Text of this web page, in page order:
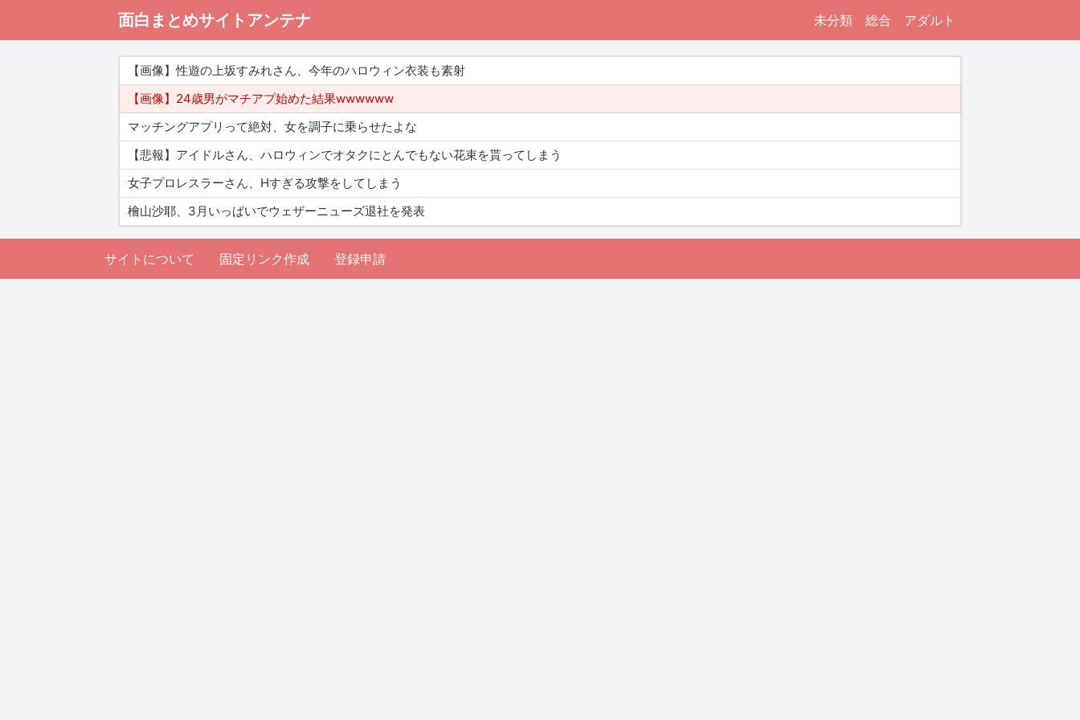
面白まとめサイトアンテナ 未分類 総合 アダルト
【画像】性遊の上坂すみれさん、今年のハロウィン衣装も素射
【画像】24歳男がマチアプ始めた結果wwwwww
マッチングアプリって絶対、女を調子に乗らせたよな
【悲報】アイドルさん、ハロウィンでオタクにとんでもない花束を貰ってしまう
女子プロレスラーさん、Hすぎる攻撃をしてしまう
檜山沙耶、3月いっぱいでウェザーニューズ退社を発表
サイトについて 固定リンク作成 登録申請